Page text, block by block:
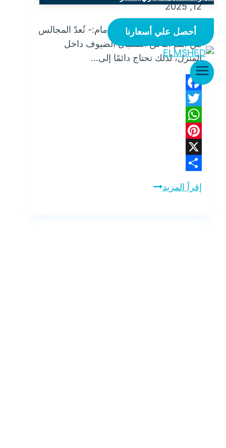
أحصل علي أسعارنا
12, 2025
شركة تنظيف مجالس بالدمام:- تُعدّ المجالس
من أهم أماكن استقبال الضيوف داخل
المنزل، لذلك تحتاج دائمًا إلى…
Facebook
Twitter
WhatsApp
Pinterest
X
Share
إقرأ المزيدشركة